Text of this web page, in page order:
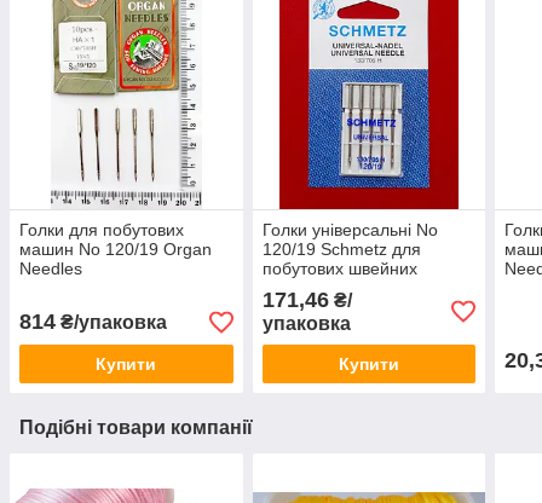
Голки для побутових
машин No 120/19 Organ
Needles
814 ₴/упаковка
Купити
Голки універсальні No
120/19 Schmetz для
побутових швейних
машин
171,46₴/
упаковка
Купити
Подібні товари компанії